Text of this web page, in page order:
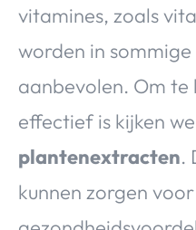
vitamines, zoals
worden in
aanbevolen. Om
effectief is kijken
plantenextracten.
kunnen zorgen